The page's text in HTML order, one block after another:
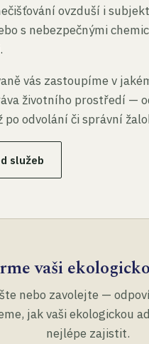
ovzduší i
s nebezpečnými
vás zastoupíme v
životního prostředí —
po odvolání či správní
služeb
vaši
nebo zavolejte —
jak vaši ekologickou
nejlépe zajistit.